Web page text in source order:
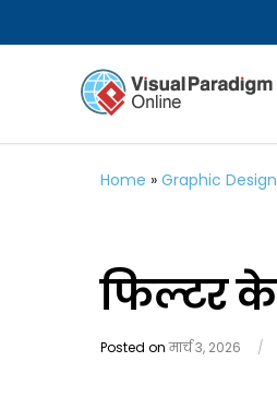
Home » Graphic Design
फिल्टर
Posted onमार्च 3, 2026 /